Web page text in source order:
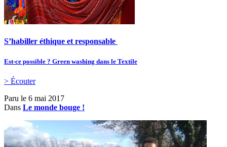
S’habiller éthique et responsable
Est-ce possible ? Green washing dans le Textile
> Écouter
Paru le 6 mai 2017
Dans Le monde bouge !